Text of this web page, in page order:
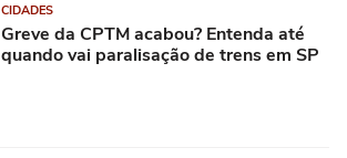
CIDADES
Greve da CPTM acabou? Entenda até
quando vai paralisação de trens em SP